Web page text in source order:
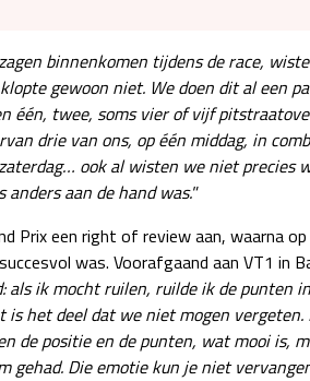
zagen binnenkomen tijdens de race,
gewoon niet. We doen dit al een
één, twee, soms vier of vijf
drie van ons, op één middag, in
ook al wisten we niet precies
aan de hand was."
Prix een right of review aan, waarna
was. Voorafgaand aan VT1 in
als ik mocht ruilen, ruilde ik de punten
is het deel dat we niet mogen
de positie en de punten, wat mooi is,
gehad. Die emotie kun je niet